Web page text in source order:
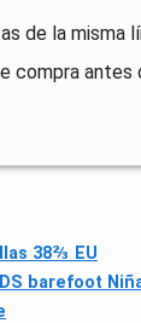
de la misma
compra antes
38⅔ EU
barefoot